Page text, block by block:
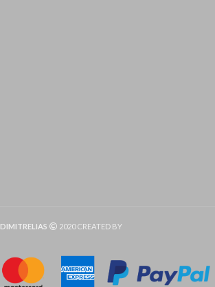
DIMITRELIAS 2020 CREATED BY